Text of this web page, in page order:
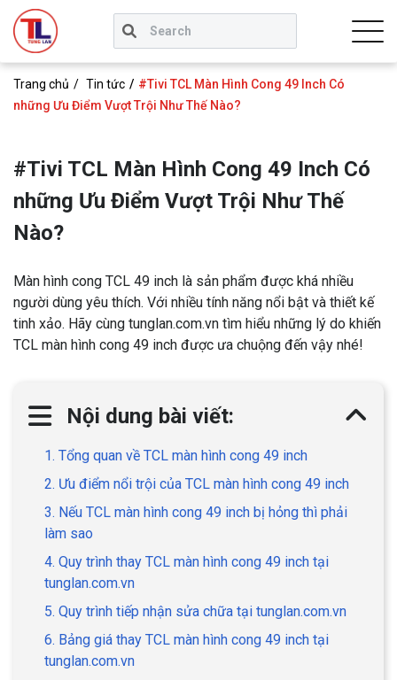
Trang chủ Tin tức
#Tivi TCL Màn Hình Cong 49 Inch Có
những Ưu Điểm Vượt Trội Như Thế Nào?
#Tivi TCL Màn Hình Cong 49 Inch Có
những Ưu Điểm Vượt Trội Như Thế
Nào?
Màn hình cong TCL 49 inch là sản phẩm được khá nhiều
người dùng yêu thích. Với nhiều tính năng nổi bật và thiết kế
tinh xảo. Hãy cùng tunglan.com.vn tìm hiểu những lý do khiến
TCL màn hình cong 49 inch được ưa chuộng đến vậy nhé!
Nội dung bài viết:
1. Tổng quan về TCL màn hình cong 49 inch
2. Ưu điểm nổi trội của TCL màn hình cong 49 inch
3. Nếu TCL màn hình cong 49 inch bị hỏng thì phải
làm sao
4. Quy trình thay TCL màn hình cong 49 inch tại
tunglan.com.vn
5. Quy trình tiếp nhận sửa chữa tại tunglan.com.vn
6. Bảng giá thay TCL màn hình cong 49 inch tại
tunglan.com.vn